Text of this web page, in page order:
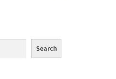
Search